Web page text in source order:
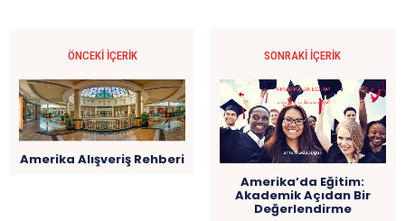
ÖNCEKI İÇERIK
Amerika Alışveriş Rehberi
SONRAKI İÇERIK
Amerika’da Eğitim:
Akademik Açıdan Bir
Değerlendirme